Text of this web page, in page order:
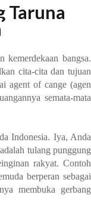
Taruna
kemerdekaan bangsa.
cita-cita dan tujuan
agent of cange (agen
semata-mata
Indonesia. Iya, Anda
tulang punggung
rakyat. Contoh
berperan sebagai
membuka gerbang